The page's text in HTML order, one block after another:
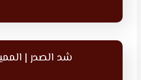
شد الصدر |